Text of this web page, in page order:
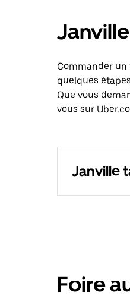
Commander un
quelques
Que vous
vous sur
Janville
Foire